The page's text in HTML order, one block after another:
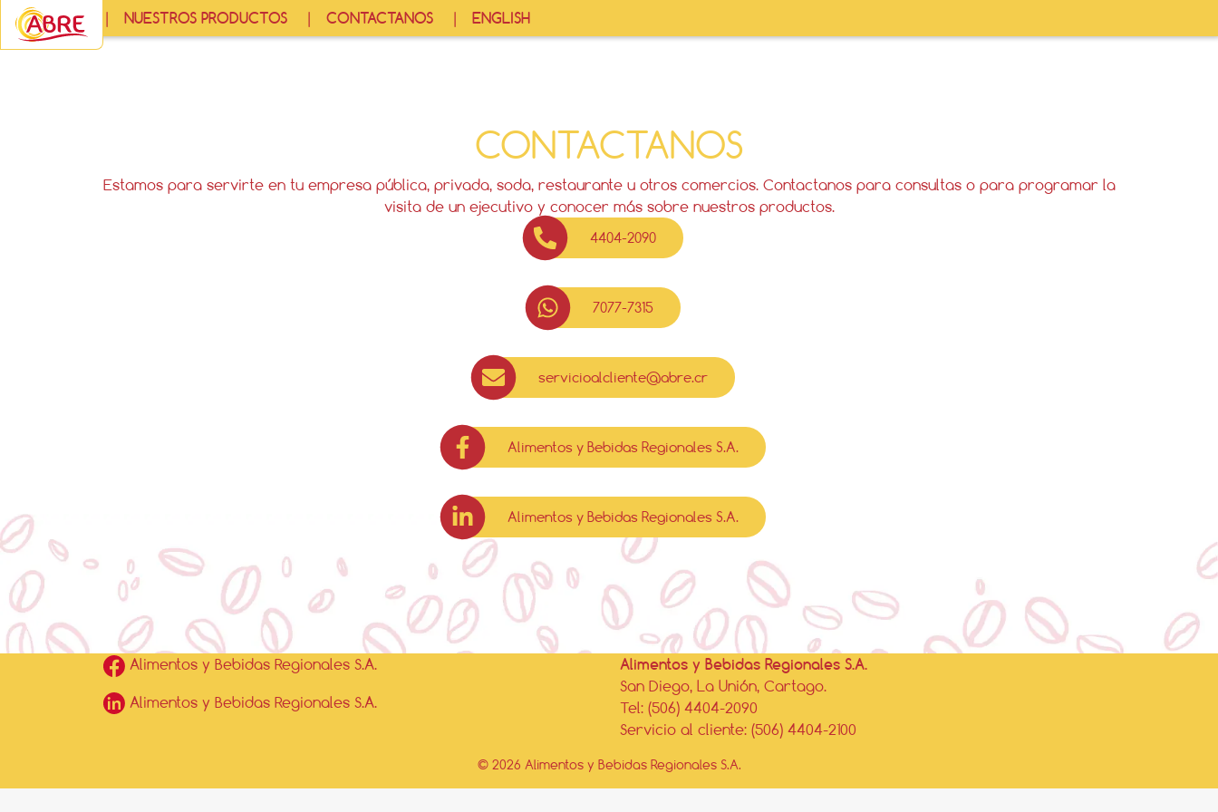
NOSOTROS NUESTROS PRODUCTOS CONTACTANOS ENGLISH
CONTACTANOS
Estamos para servirte en tu empresa pública, privada, soda, restaurante u otros comercios. Contactanos para consultas o para programar la
visita de un ejecutivo y conocer más sobre nuestros productos.
4404-2090
7077-7315
servicioalcliente@abre.cr
Alimentos y Bebidas Regionales S.A.
Alimentos y Bebidas Regionales S.A.
Alimentos y Bebidas Regionales S.A.
Alimentos y Bebidas Regionales S.A.
Alimentos y Bebidas Regionales S.A.
San Diego, La Unión, Cartago.
Tel: (506) 4404-2090
Servicio al cliente: (506) 4404-2100
© 2026 Alimentos y Bebidas Regionales S.A.